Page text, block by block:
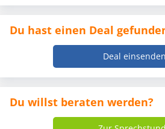
Du hast einen Deal
Deal einsenden
Du willst beraten werden?